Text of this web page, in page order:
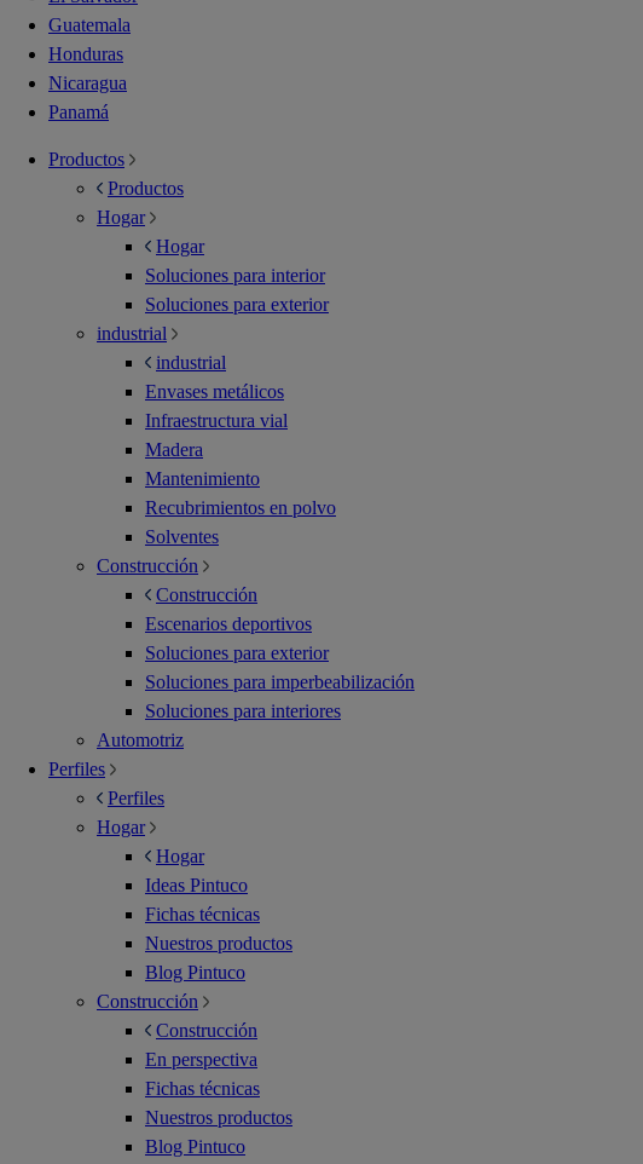
Guatemala
Honduras
Nicaragua
Panamá
Productos
Productos
Hogar
Hogar
Soluciones para interior
Soluciones para exterior
industrial
industrial
Envases metálicos
Infraestructura vial
Madera
Mantenimiento
Recubrimientos en polvo
Solventes
Construcción
Construcción
Escenarios deportivos
Soluciones para exterior
Soluciones para imperbeabilización
Soluciones para interiores
Automotriz
Perfiles
Perfiles
Hogar
Hogar
Ideas Pintuco
Fichas técnicas
Nuestros productos
Blog Pintuco
Construcción
Construcción
En perspectiva
Fichas técnicas
Nuestros productos
Blog Pintuco